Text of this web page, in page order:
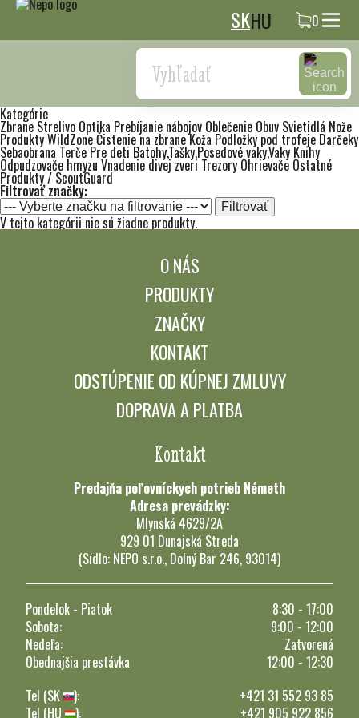
SKHU 0
Search
Kategórie
Zbrane Strelivo Optika Prebíjanie nábojov Oblečenie Obuv Svietidlá Nože
Produkty WildZoneČistenie na zbraneKoža Podložky pod trofeje Darčeky
Sebaobrana Terče Pre deti Batohy,Tašky,Posedové vaky,Vaky Knihy
Odpudzovače hmyzu Vnadenie divej zveri Trezory Ohrievače Ostatné
Produkty / ScoutGuard
Filtrovať značky:
Filtrovať
V tejto kategórii nie sú žiadne produkty.
O NÁS
PRODUKTY
ZNAČKY
KONTAKT
ODSTÚPENIE OD KÚPNEJ ZMLUVY
DOPRAVA A PLATBA
Kontakt
Predajňa poľovníckych potrieb Németh
Adresa prevádzky:
Mlynská 4629/2A
929 01 Dunajská Streda
(Sídlo: NEPO s.r.o., Dolný Bar 246, 93014)
Pondelok - Piatok
8:30 - 17:00
Sobota:
9:00 - 12:00
Nedeľa:
Zatvorená
Obednajšia prestávka
12:00 - 12:30
Tel (SK
):
+421 31 552 93 85
Tel (HU
): +421 905 922 856